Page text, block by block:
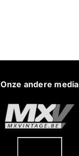
Onze andere media